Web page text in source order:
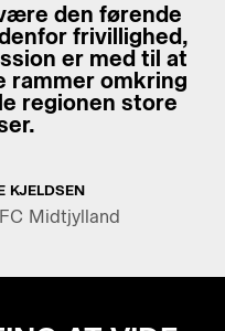
den førende
frivillighed,
er med til at
rammer omkring
regionen store
KJELDSEN
Midtjylland